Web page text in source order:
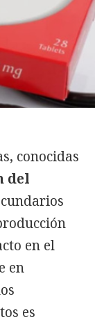
conocidas
del
en el
en
es